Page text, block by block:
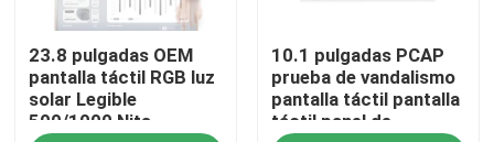
Panel táctil industrial
Panel táctil capacitivo
23.8 pulgadas OEM
pantalla táctil RGB luz
solar Legible
500/1000 Nits
10.1 pulgadas PCAP
prueba de vandalismo
pantalla táctil pantalla
táctil panel de